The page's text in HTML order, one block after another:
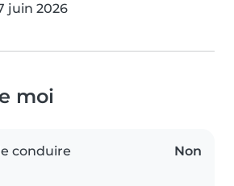
juin 2026
moi
conduire Non